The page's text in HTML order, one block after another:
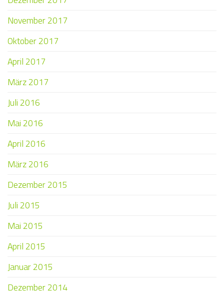
November 2017
Oktober 2017
April 2017
März 2017
Juli 2016
Mai 2016
April 2016
März 2016
Dezember 2015
Juli 2015
Mai 2015
April 2015
Januar 2015
Dezember 2014